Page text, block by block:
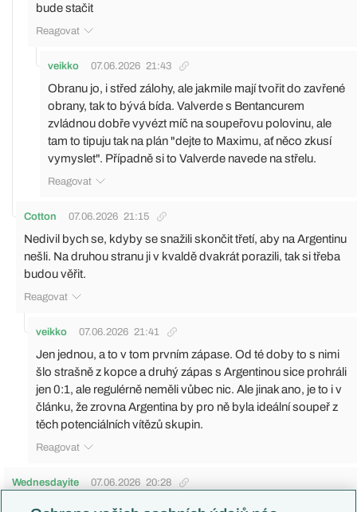
bude stačit
Reagovat
veikko 07.06.2026 21:43
Obranu jo, i střed zálohy, ale jakmile mají tvořit do zavřené
obrany, tak to bývá bída. Valverde s Bentancurem
zvládnou dobře vyvézt míč na soupeřovu polovinu, ale
tam to tipuju tak na plán "dejte to Maximu, ať něco zkusí
vymyslet". Případně si to Valverde navede na střelu.
Reagovat
Cotton 07.06.2026 21:15
Nedivil bych se, kdyby se snažili skončit třetí, aby na Argentinu
nešli. Na druhou stranu ji v kvaldě dvakrát porazili, tak si třeba
budou věřit.
Reagovat
veikko 07.06.2026 21:41
Jen jednou, a to v tom prvním zápase. Od té doby to s nimi
šlo strašně z kopce a druhý zápas s Argentinou sice prohráli
jen 0:1, ale regulérně neměli vůbec nic. Ale jinak ano, je to i v
článku, že zrovna Argentina by pro ně byla ideální soupeř z
těch potenciálních vítězů skupin.
Reagovat
Wednesdayite 07.06.2026 20:28
Těším se a věřím, že letos mí oblíbenci urvou minimálně